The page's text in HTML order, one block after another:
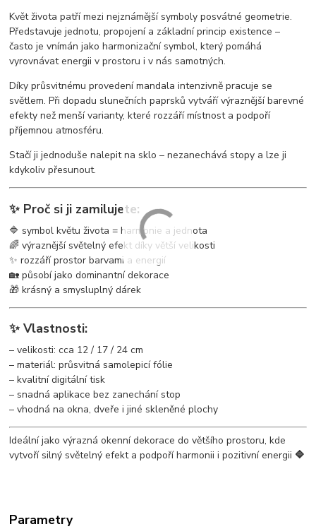
Květ života patří mezi nejznámější symboly posvátné geometrie.
Představuje jednotu, propojení a základní princip existence –
často je vnímán jako harmonizační symbol, který pomáhá
vyrovnávat energii v prostoru i v nás samotných.
Díky průsvitnému provedení mandala intenzivně pracuje se
světlem. Při dopadu slunečních paprsků vytváří výraznější barevné
efekty než menší varianty, které rozzáří místnost a podpoří
příjemnou atmosféru.
Stačí ji jednoduše nalepit na sklo – nezanechává stopy a lze ji
kdykoliv přesunout.
✨ Proč si ji zamilujete:
🔷 symbol květu života = harmonie a jednota
🌈 výraznější světelný efekt díky větší velikosti
✨ rozzáří prostor barvami a energií
🏡 působí jako dominantní dekorace
🎁 krásný a smysluplný dárek
✨ Vlastnosti:
– velikosti: cca 12 / 17 / 24 cm
– materiál: průsvitná samolepicí fólie
– kvalitní digitální tisk
– snadná aplikace bez zanechání stop
– vhodná na okna, dveře i jiné skleněné plochy
Ideální jako výrazná okenní dekorace do většího prostoru, kde
vytvoří silný světelný efekt a podpoří harmonii i pozitivní energii 🔷
Parametry